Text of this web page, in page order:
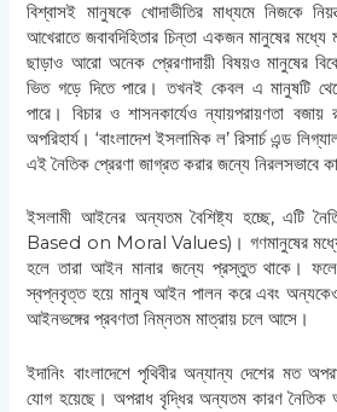
বিশ্বাসই মানুষকে খোদাভীতির মাধ্যমে নিজকে
আখেরাতে জবাবদিহিতার চিন্তা একজন মানুষের
ছাড়াও আরো অনেক প্রেরণাদায়ী বিষয়ও মানুষের
ভিত গড়ে দিতে পারে। তখনই কেবল এ মানুষটি
পারে। বিচার ও শাসনকার্যেও ন্যায়পরায়ণতা বজায়
অপরিহার্য। ‘বাংলাদেশ ইসলামিক ল’ রিসার্চ এন্ড
এই নৈতিক প্রেরণা জাগ্রত করার জন্যে নিরলসভাবে
ইসলামী আইনের অন্যতম বৈশিষ্ট্য হচ্ছে, এটি
Based on Moral Values)। গণমানুষের মধ্যে
হলে তারা আইন মানার জন্যে প্রস্তুত থাকে।
স্বপ্নবৃত্ত হয়ে মানুষ আইন পালন করে এবং
আইনভঙ্গের প্রবণতা নিম্নতম মাত্রায় চলে আসে।
ইদানিং বাংলাদেশে পৃথিবীর অন্যান্য দেশের মত
যোগ হয়েছে। অপরাধ বৃদ্ধির অন্যতম কারণ নৈতিক